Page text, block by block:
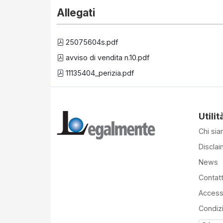
Allegati
25075604s.pdf
avviso di vendita n.10.pdf
11135404_perizia.pdf
Chi
News